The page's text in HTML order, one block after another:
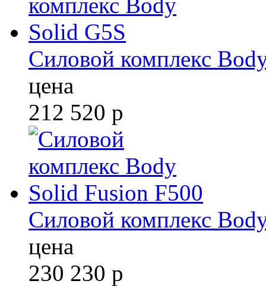
Силовой комплекс
цена
212 520 р
Силовой комплекс
цена
230 230 р